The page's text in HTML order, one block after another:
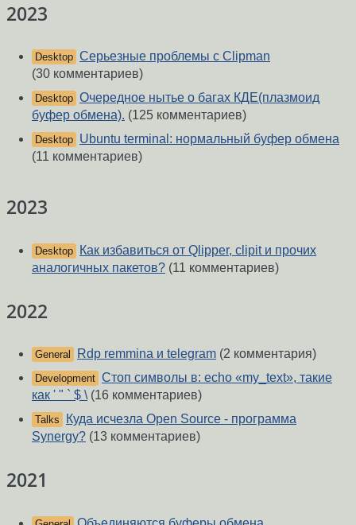
2023
Desktop Серьезные проблемы с Clipman
(30 комментариев)
Desktop Очередное нытье о багах КДЕ(плазмоид
буфер обмена). (125 комментариев)
Desktop Ubuntu terminal: нормальный буфер обмена
(11 комментариев)
2023
Desktop
Как избавиться от Qlipper, clipit и прочих
аналогичных пакетов? (11 комментариев)
2022
General Rdp remmina и telegram (2 комментария)
Development Стоп символы в: echo «my_text», такие
как ' " ` $ \ (16 комментариев)
Talks
Куда исчезла Open Source - программа
Synergy? (13 комментариев)
2021